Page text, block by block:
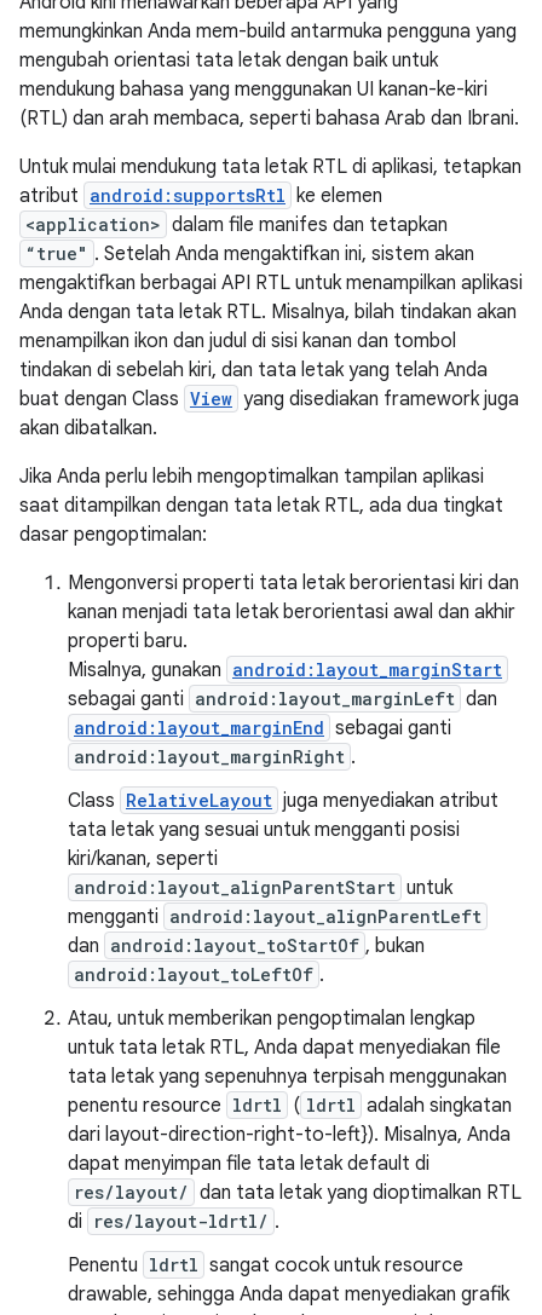
memungkinkan Anda mem-build antarmuka pengguna yang
mengubah orientasi tata letak dengan baik untuk
mendukung bahasa yang menggunakan UI kanan-ke-kiri
(RTL) dan arah membaca, seperti bahasa Arab dan Ibrani.
Untuk mulai mendukung tata letak RTL di aplikasi, tetapkan
atribut android:supportsRtl ke elemen
<application> dalam file manifes dan tetapkan
“true" . Setelah Anda mengaktifkan ini, sistem akan
mengaktifkan berbagai API RTL untuk menampilkan aplikasi
Anda dengan tata letak RTL. Misalnya, bilah tindakan akan
menampilkan ikon dan judul di sisi kanan dan tombol
tindakan di sebelah kiri, dan tata letak yang telah Anda
buat dengan Class View yang disediakan framework juga
akan dibatalkan.
Jika Anda perlu lebih mengoptimalkan tampilan aplikasi
saat ditampilkan dengan tata letak RTL, ada dua tingkat
dasar pengoptimalan:
Mengonversi properti tata letak berorientasi kiri dan
kanan menjadi tata letak berorientasi awal dan akhir
properti baru.
Misalnya, gunakan android:layout_marginStart
sebagai ganti android:layout_marginLeft dan
android:layout_marginEnd sebagai ganti
android:layout_marginRight .
Class RelativeLayout juga menyediakan atribut
tata letak yang sesuai untuk mengganti posisi
kiri/kanan, seperti
android:layout_alignParentStart untuk
mengganti android:layout_alignParentLeft
dan android:layout_toStartOf , bukan
android:layout_toLeftOf .
Atau, untuk memberikan pengoptimalan lengkap
untuk tata letak RTL, Anda dapat menyediakan file
tata letak yang sepenuhnya terpisah menggunakan
penentu resource ldrtl ( ldrtl adalah singkatan
dari layout-direction-right-to-left}). Misalnya, Anda
dapat menyimpan file tata letak default di
res/layout/ dan tata letak yang dioptimalkan RTL
di
res/layout-ldrtl/ .
Penentu ldrtl sangat cocok untuk resource
drawable, sehingga Anda dapat menyediakan grafik